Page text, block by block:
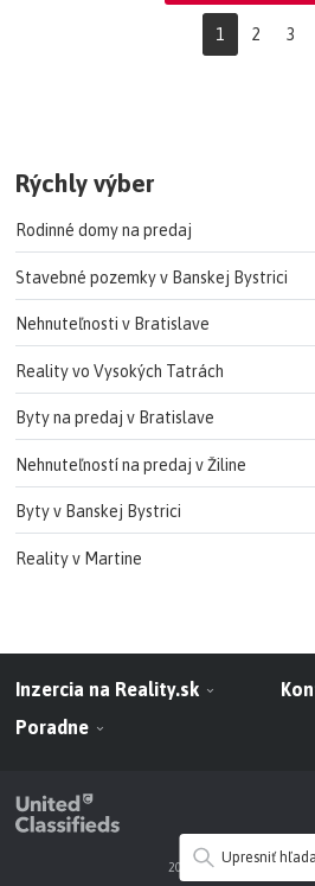
1 2 3
Rýchly výber
Rodinné domy na predaj
Stavebné pozemky v Banskej Bystrici
Nehnuteľnosti v Bratislave
Reality vo Vysokých Tatrách
Byty na predaj v Bratislave
Nehnuteľností na predaj v Žiline
Byty v Banskej Bystrici
Reality v Martine
Upresniť
Inzercia na Reality.sk
Poradne
2010 - 2026 NARKS-